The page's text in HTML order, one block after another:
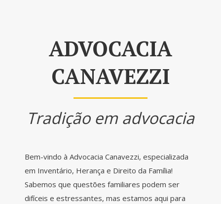
ADVOCACIA
CANAVEZZI
Tradição em advocacia
Bem-vindo à Advocacia Canavezzi, especializada
em Inventário, Herança e Direito da Família!
Sabemos que questões familiares podem ser
difíceis e estressantes, mas estamos aqui para